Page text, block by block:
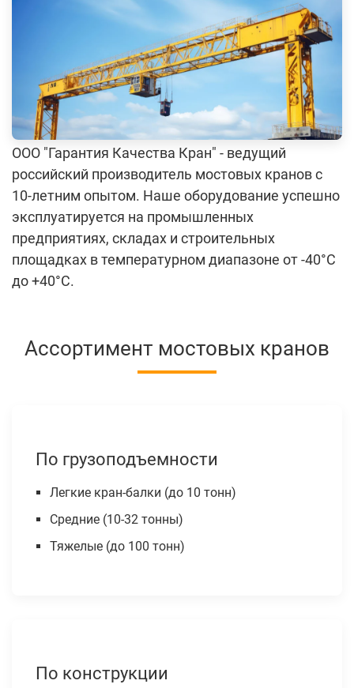
Болгарские
ООО "Гарантия Качества Кран" - ведущий
российский производитель мостовых кранов с
10-летним опытом. Наше оборудование успешно
эксплуатируется на промышленных
предприятиях, складах и строительных
площадках в температурном диапазоне от -40°С
до +40°С.
Ассортимент мостовых кранов
По грузоподъемности
Легкие кран-балки (до 10 тонн)
Средние (10-32 тонны)
Тяжелые (до 100 тонн)
По конструкции